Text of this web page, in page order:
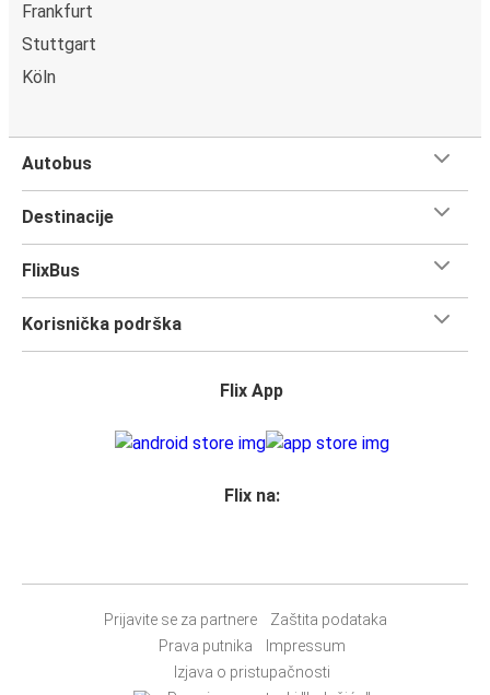
Frankfurt
Stuttgart
Köln
Autobus
Destinacije
FlixBus
Korisnička podrška
Flix App
Flix na:
Prijavite se za partnere
Zaštita podataka
Prava putnika
Impressum
Izjava o pristupačnosti